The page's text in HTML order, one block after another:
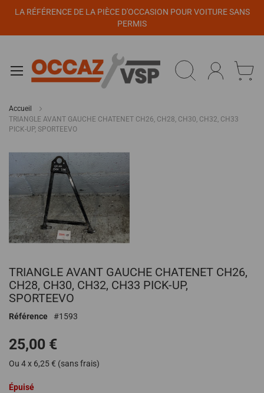
LA RÉFÉRENCE DE LA PIÈCE D'OCCASION POUR VOITURE SANS
PERMIS
Accueil
TRIANGLE AVANT GAUCHE CHATENET CH26, CH28, CH30, CH32, CH33
PICK-UP, SPORTEEVO
Passer
la
de
la
galerie
d’images
au
début
de
Galerie
TRIANGLE AVANT GAUCHE CHATENET CH26,
CH28, CH30, CH32, CH33 PICK-UP,
SPORTEEVO
Référence 1593
25,00 €
Ou 4 x 6,25 € (sans frais)
Épuisé
Panneau de gestion des cookies